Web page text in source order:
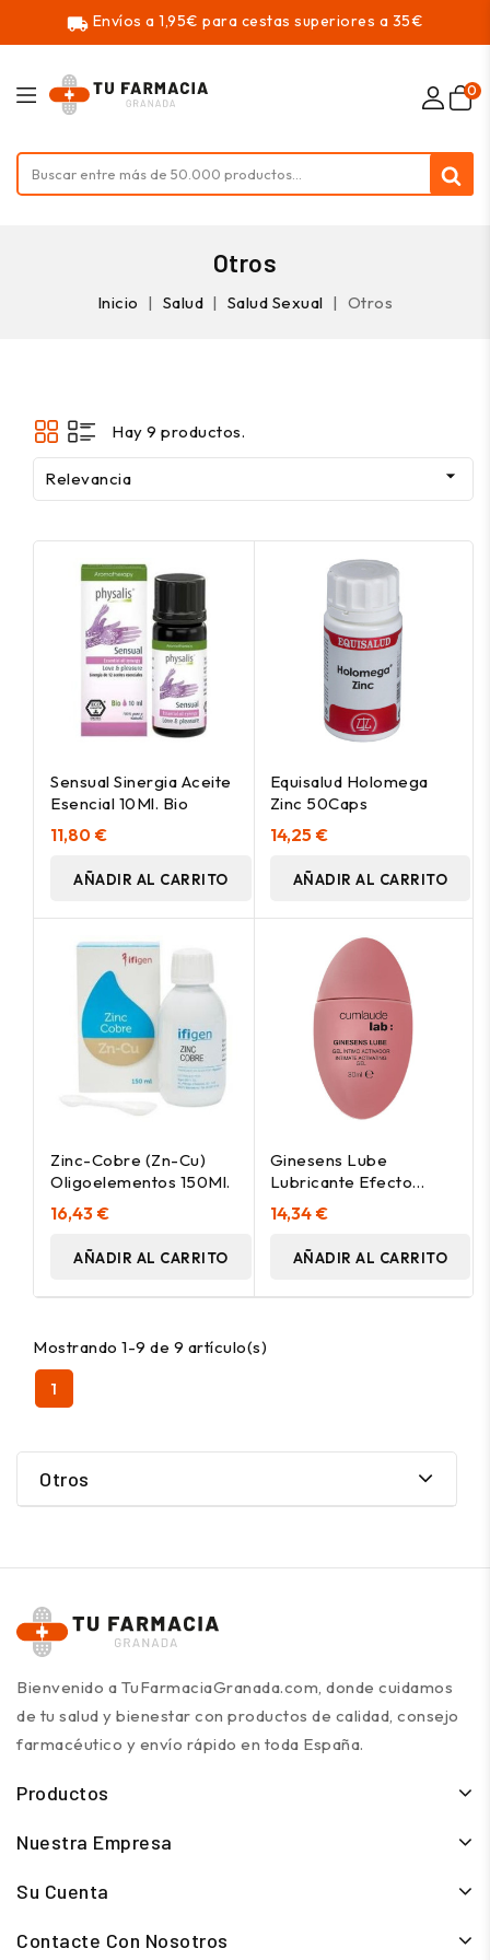
local_shipping Envíos a 1,95€ para cestas superiores a 35€
0
Otros
Inicio Salud Salud Sexual Otros
Hay 9 productos.
Relevancia 
Sensual Sinergia Aceite
Esencial 10Ml. Bio
11,80 €
AÑADIR AL CARRITO
Equisalud Holomega
Zinc 50Caps
14,25 €
AÑADIR AL CARRITO
Zinc-Cobre (Zn-Cu)
Oligoelementos 150Ml.
16,43 €
AÑADIR AL CARRITO
Ginesens Lube
Lubricante Efecto
Calor 30 Ml
14,34 €
AÑADIR AL CARRITO
Mostrando 1-9 de 9 artículo(s)
1
Otros
Bienvenido a TuFarmaciaGranada.com, donde cuidamos
de tu salud y bienestar con productos de calidad, consejo
farmacéutico y envío rápido en toda España.
Productos
Nuestra Empresa
Su Cuenta
Contacte Con Nosotros